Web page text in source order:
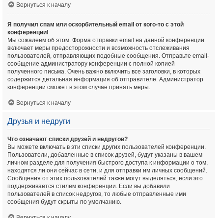
Вернуться к началу
Я получил спам или оскорбительный email от кого-то с этой
конференции!
Мы сожалеем об этом. Форма отправки email на данной конференции
включает меры предосторожности и возможность отслеживания
пользователей, отправляющих подобные сообщения. Отправьте email-
сообщение администратору конференции с полной копией
полученного письма. Очень важно включить все заголовки, в которых
содержится детальная информация об отправителе. Администратор
конференции сможет в этом случае принять меры.
Вернуться к началу
Друзья и недруги
Что означают списки друзей и недругов?
Вы можете включать в эти списки других пользователей конференции.
Пользователи, добавленные в список друзей, будут указаны в вашем
личном разделе для получения быстрого доступа к информации о том,
находятся ли они сейчас в сети, и для отправки им личных сообщений.
Сообщения от этих пользователей также могут выделяться, если это
поддерживается стилем конференции. Если вы добавили
пользователей в список недругов, то любые отправленные ими
сообщения будут скрыты по умолчанию.